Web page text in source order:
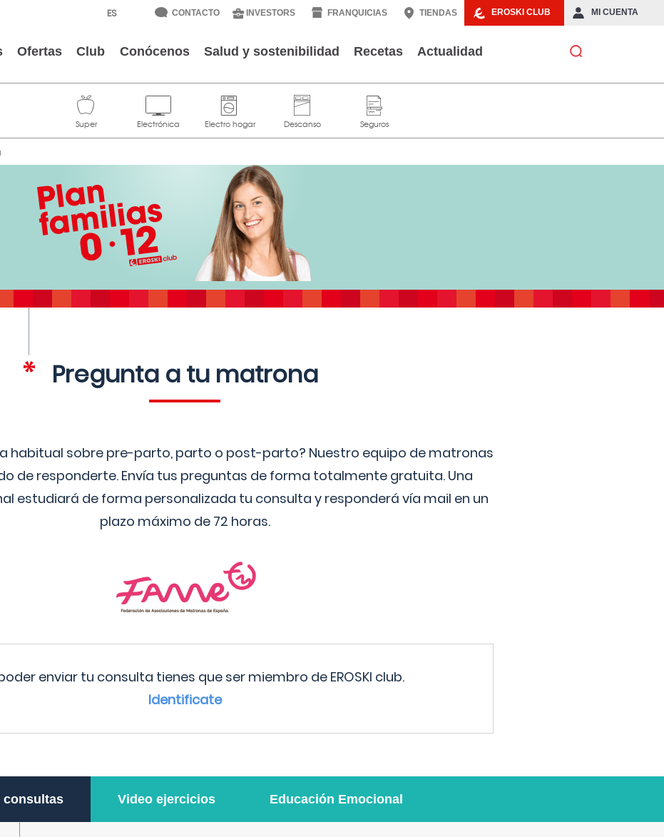
EROSKI CLUB MI CUENTA
CONTACTO INVESTORS FRANQUICIAS TIENDAS
Ofertas Club Conócenos Salud y sostenibilidad Recetas Actualidad
Pregunta a tu matrona
habitual sobre pre-parto, parto o post-parto? Nuestro equipo de matronas
de responderte. Envía tus preguntas de forma totalmente gratuita. Una
estudiará de forma personalizada tu consulta y responderá vía mail en un
plazo máximo de 72 horas.
enviar tu consulta tienes que ser miembro de EROSKI club.
Identificate
consultas Video ejercicios Educación Emocional